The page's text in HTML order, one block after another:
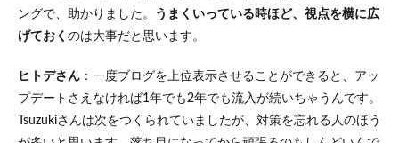
ングで、助かりました。
うまくいっている時ほど、視点を横に広
げておく のは大事だと思います。
ヒトデさん ：一度ブログを上位表示させることができると、アッ
プデートさえなければ1年でも2年でも流入が続いちゃうんです。
Tsuzukiさんは次をつくられていましたが、対策を忘れる人のほう